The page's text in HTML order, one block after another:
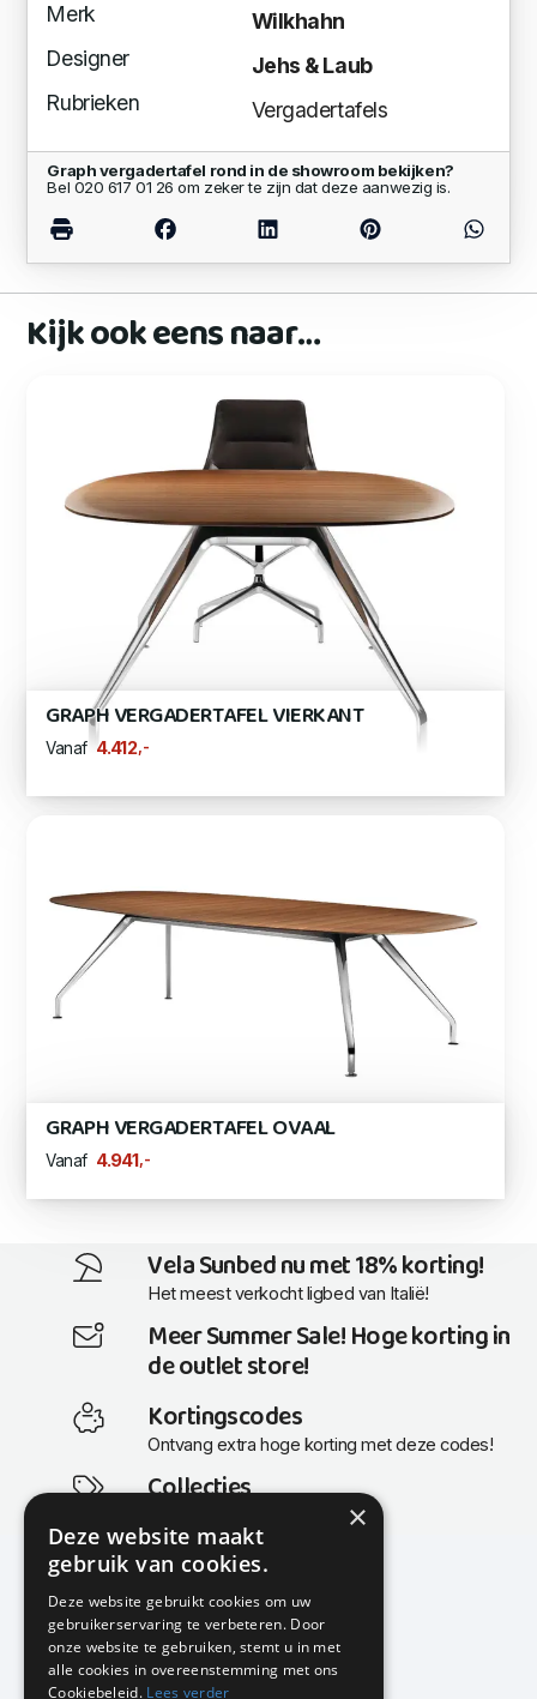
Merk
Wilkhahn
Designer
Jehs & Laub
Rubrieken
Vergadertafels
Graph vergadertafel rond in de showroom bekijken?
Bel 020 617 01 26 om zeker te zijn dat deze aanwezig is.
Kijk ook eens naar…
GRAPH VERGADERTAFEL VIERKANT
Vanaf 4.412 ,-
GRAPH VERGADERTAFEL OVAAL
Vanaf 4.941 ,-
Vela Sunbed nu met 18% korting!
Het meest verkocht ligbed van Italië!
Meer Summer Sale! Hoge korting in
de outlet store!
Kortingscodes
Ontvang extra hoge korting met deze codes!
Collecties
Actuele en populaire collecties
KMP Kantoormeubilair
Airport Business Park
Frankfurtstraat 29-31
×
Deze website maakt
gebruik van cookies.
Deze website gebruikt cookies om uw
gebruikerservaring te verbeteren. Door
onze website te gebruiken, stemt u in met
alle cookies in overeenstemming met ons
Cookiebeleid. Lees verder